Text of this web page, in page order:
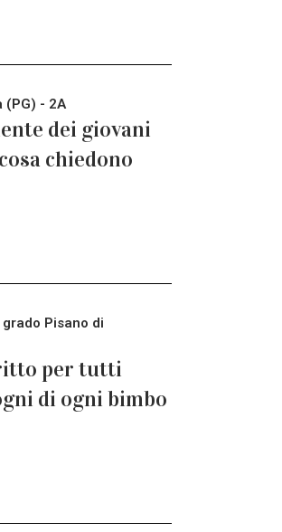
(PG) - 2A
dei giovani
chiedono
Pisano di
per tutti
di ogni bimbo